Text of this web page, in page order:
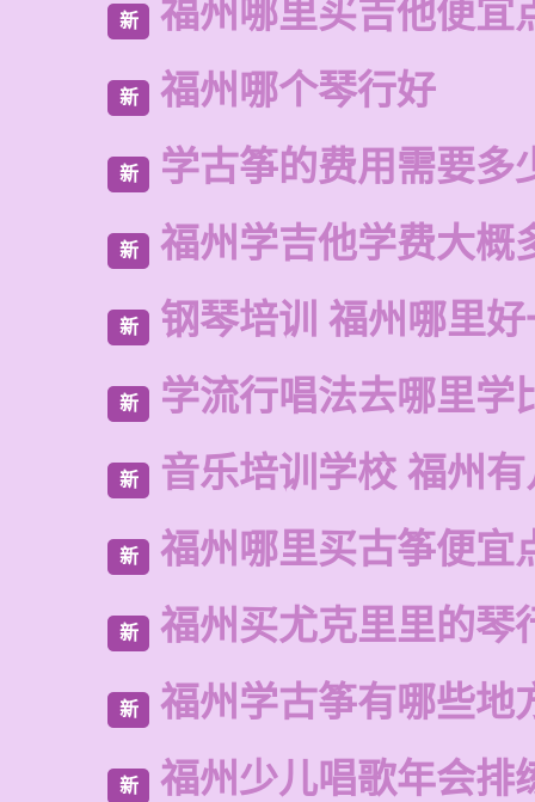
新 福州哪里买吉他便宜
新 福州哪个琴行好
新 学古筝的费用需要多
新 福州学吉他学费大概
新 钢琴培训 福州哪里
新 学流行唱法去哪里学
新 音乐培训学校 福州
新 福州哪里买古筝便宜
新 福州买尤克里里的琴
新 福州学古筝有哪些地
新 福州少儿唱歌年会排